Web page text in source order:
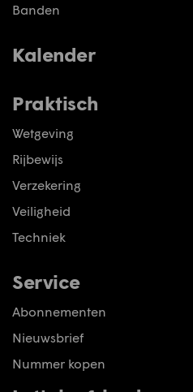
Banden
Kalender
Praktisch
Wetgeving
Rijbewijs
Verzekering
Veiligheid
Techniek
Service
Abonnementen
Nieuwsbrief
Nummer kopen